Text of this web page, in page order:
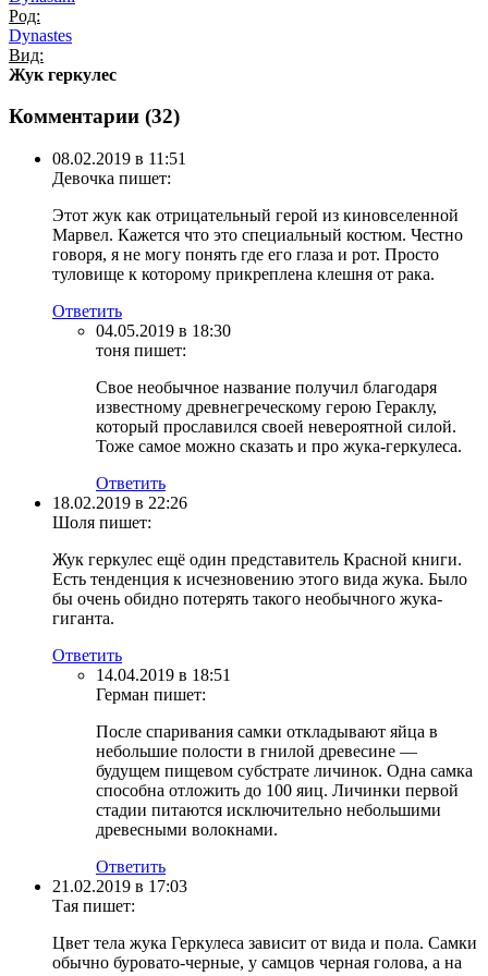
Род:
Dynastes
Вид:
Жук геркулес
Комментарии (32)
08.02.2019 в 11:51
Девочка пишет:
Этот жук как отрицательный герой из киновселенной
Марвел. Кажется что это специальный костюм. Честно
говоря, я не могу понять где его глаза и рот. Просто
туловище к которому прикреплена клешня от рака.
Ответить
04.05.2019 в 18:30
тоня пишет:
Свое необычное название получил благодаря
известному древнегреческому герою Гераклу,
который прославился своей невероятной силой.
Тоже самое можно сказать и про жука-геркулеса.
Ответить
18.02.2019 в 22:26
Шоля пишет:
Жук геркулес ещё один представитель Красной книги.
Есть тенденция к исчезновению этого вида жука. Было
бы очень обидно потерять такого необычного жука-
гиганта.
Ответить
14.04.2019 в 18:51
Герман пишет:
После спаривания самки откладывают яйца в
небольшие полости в гнилой древесине —
будущем пищевом субстрате личинок. Одна самка
способна отложить до 100 яиц. Личинки первой
стадии питаются исключительно небольшими
древесными волокнами.
Ответить
21.02.2019 в 17:03
Тая пишет:
Цвет тела жука Геркулеса зависит от вида и пола. Самки
обычно буровато-черные, у самцов черная голова, а на